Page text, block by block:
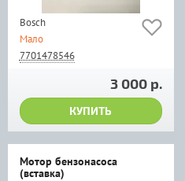
Bosch
Мало
7701478546
3 000 р.
КУПИТЬ
Мотор бензонасоса
(вставка)